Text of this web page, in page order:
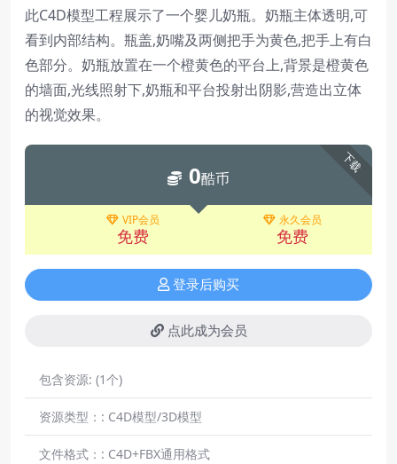
此C4D模型工程展示了一个婴儿奶瓶。奶瓶主体透明,可
看到内部结构。瓶盖,奶嘴及两侧把手为黄色,把手上有白
色部分。奶瓶放置在一个橙黄色的平台上,背景是橙黄色
的墙面,光线照射下,奶瓶和平台投射出阴影,营造出立体
的视觉效果。
下载
0酷币
VIP会员
免费
永久会员
免费
登录后购买
点此成为会员
包含资源: (1个)
资源类型：: C4D模型/3D模型
文件格式：: C4D+FBX通用格式